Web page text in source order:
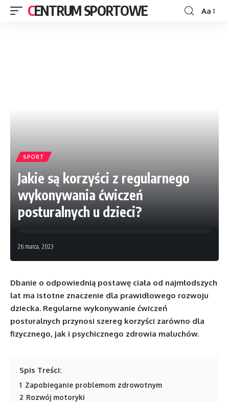
CENTRUM SPORTOWE Aa
SPORT
Jakie są korzyści z regularnego
wykonywania ćwiczeń
posturalnych u dzieci?
26 marca, 2023
Dbanie o odpowiednią postawę ciała od najmłodszych
lat ma istotne znaczenie dla prawidłowego rozwoju
dziecka. Regularne wykonywanie ćwiczeń
posturalnych przynosi szereg korzyści zarówno dla
fizycznego, jak i psychicznego zdrowia maluchów.
Spis Treści:
1 Zapobieganie problemom zdrowotnym
2 Rozwój motoryki